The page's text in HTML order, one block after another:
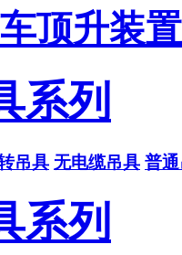
顶升装置
系列
吊具 无电缆吊具 普
系列